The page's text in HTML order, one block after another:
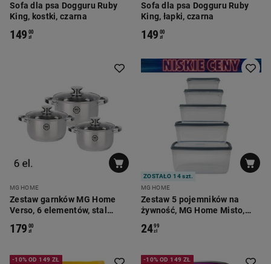
Sofa dla psa Dogguru Ruby
King, kostki, czarna
149 00
zł
Sofa dla psa Dogguru Ruby
King, łapki, czarna
149 00
zł
MG HOME
Zestaw garnków MG Home
Verso, 6 elementów, stal
179 00
zł
ZOSTAŁO 14 szt.
MG HOME
Zestaw 5 pojemników na
żywność, MG Home Misto,
2499
zł
-10% OD 149 ZŁ -10% OD 149 ZŁ